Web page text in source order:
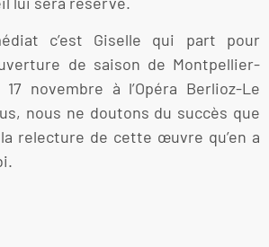
c’est Giselle qui part pour
de saison de Montpellier-
novembre à l’Opéra Berlioz-Le
nous ne doutons du succès que
relecture de cette œuvre qu’en a